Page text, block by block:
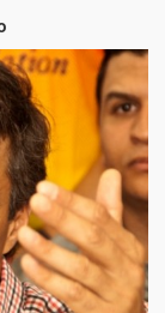
and the Reds in
(The mockery of
of the streets of